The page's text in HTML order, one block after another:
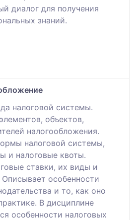
диалог для получения
знаний.
налоговой системы.
объектов,
налогообложения.
налоговой системы,
и налоговые квоты.
ставки, их виды и
особенности
и то, как оно
В дисциплине
особенности налоговых